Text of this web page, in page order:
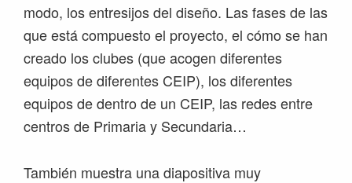
modo, los entresijos del diseño. Las fases de las
que está compuesto el proyecto, el cómo se han
creado los clubes (que acogen diferentes
equipos de diferentes CEIP), los diferentes
equipos de dentro de un CEIP, las redes entre
centros de Primaria y Secundaria…
También muestra una diapositiva muy